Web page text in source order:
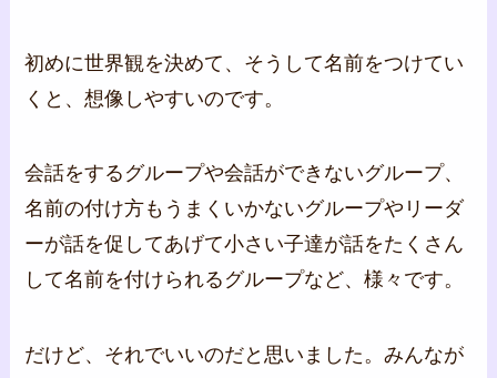
初めに世界観を決めて、そうして名前をつけてい
くと、想像しやすいのです。
会話をするグループや会話ができないグループ、
名前の付け方もうまくいかないグループやリーダ
ーが話を促してあげて小さい子達が話をたくさん
して名前を付けられるグループなど、様々です。
だけど、それでいいのだと思いました。みんなが